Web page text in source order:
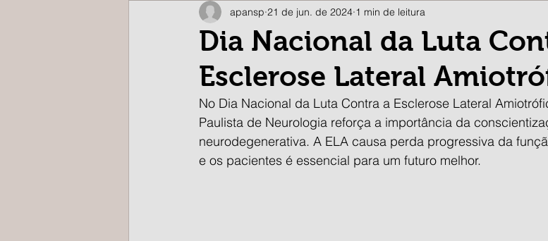
Dia Nacional da Luta
Esclerose Lateral
apansp 21 de jun. de 2024 1 min de leitura
No Dia Nacional da Luta Contra a Esclerose Lateral
Paulista de Neurologia reforça a importância da
neurodegenerativa. A ELA causa perda progressiva da
e os pacientes é essencial para um futuro melhor.